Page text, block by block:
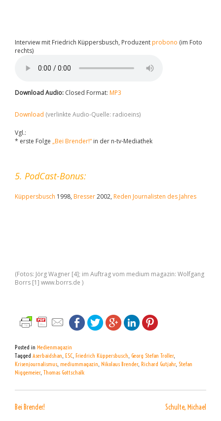
Interview mit Friedrich Küppersbusch, Produzent probono (im Foto
rechts)
Download Audio: Closed Format: MP3
Download (verlinkte Audio-Quelle: radioeins)
Vgl.:
* erste Folge „Bei Brender!“ in der n-tv-Mediathek
5. PodCast-Bonus:
Küppersbusch 1998, Bresser2002, Reden Journalisten des Jahres
(Fotos: Jörg Wagner [4]; im Auftrag vom medium magazin: Wolfgang
Borrs [1] www.borrs.de )
Posted in Medienmagazin
Tagged Aserbaidshan, ESC, Friedrich Küppersbusch, Georg Stefan Troller,
Krisenjournalismus, mediummagazin, Nikolaus Brender, Richard Gutjahr, Stefan
Niggemeier, Thomas Gottschalk
Bei Brender! Schulte, Michael